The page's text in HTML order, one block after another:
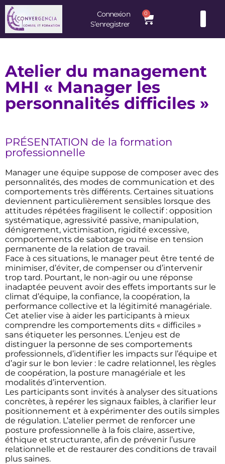
Connexion
S’enregistrer
0
Atelier du management
MHI « Manager les
personnalités difficiles »
PRÉSENTATION de la formation
professionnelle
Manager une équipe suppose de composer avec des
personnalités, des modes de communication et des
comportements très différents. Certaines situations
deviennent particulièrement sensibles lorsque des
attitudes répétées fragilisent le collectif : opposition
systématique, agressivité passive, manipulation,
dénigrement, victimisation, rigidité excessive,
comportements de sabotage ou mise en tension
permanente de la relation de travail.
Face à ces situations, le manager peut être tenté de
minimiser, d’éviter, de compenser ou d’intervenir
trop tard. Pourtant, le non-agir ou une réponse
inadaptée peuvent avoir des effets importants sur le
climat d’équipe, la confiance, la coopération, la
performance collective et la légitimité managériale.
Cet atelier vise à aider les participants à mieux
comprendre les comportements dits « difficiles »
sans étiqueter les personnes. L’enjeu est de
distinguer la personne de ses comportements
professionnels, d’identifier les impacts sur l’équipe et
d’agir sur le bon levier : le cadre relationnel, les règles
de coopération, la posture managériale et les
modalités d’intervention.
Les participants sont invités à analyser des situations
concrètes, à repérer les signaux faibles, à clarifier leur
positionnement et à expérimenter des outils simples
de régulation. L’atelier permet de renforcer une
posture professionnelle à la fois claire, assertive,
éthique et structurante, afin de prévenir l’usure
relationnelle et de restaurer des conditions de travail
plus saines.